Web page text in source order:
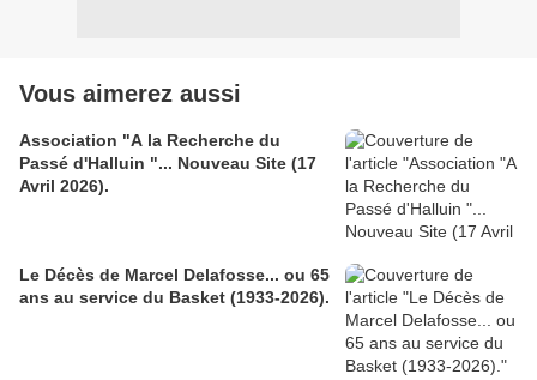
Vous aimerez aussi
Association "A la Recherche du
Passé d'Halluin "... Nouveau Site (17
Avril 2026).
Le Décès de Marcel Delafosse... ou 65
ans au service du Basket (1933-2026).